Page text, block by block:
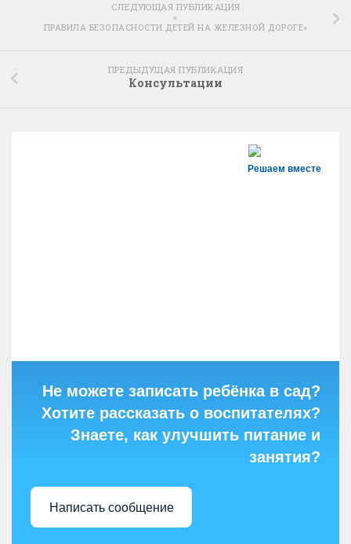
СЛЕДУЮЩАЯ ПУБЛИКАЦИЯ
«
ПРАВИЛА БЕЗОПАСНОСТИ ДЕТЕЙ НА ЖЕЛЕЗНОЙ ДОРОГЕ»
ПРЕДЫДУЩАЯ ПУБЛИКАЦИЯ
Консультации
Решаем вместе
Не можете записать ребёнка в сад?
Хотите рассказать о воспитателях?
Знаете, как улучшить питание и
занятия?
Написать сообщение